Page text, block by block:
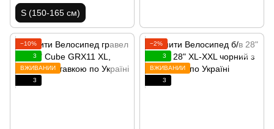
S (150-165 см)
−10%
3
ВЖИВАНИЙ
3
−2%
3
ВЖИВАНИЙ
3